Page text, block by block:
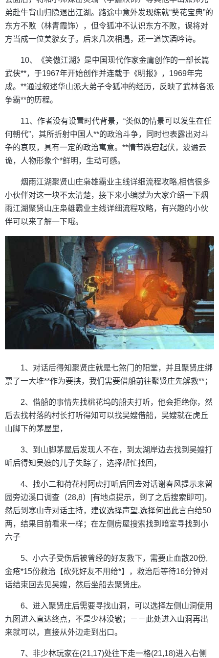
弟赴牛背山归隐退出江湖。路途中意外发现练就“葵花宝典”的
东方不败（林青霞饰），但令狐冲不认识东方不败，误将对
方当成一位美貌女子。后来几次相遇，还一道饮酒吟诗。
10、《笑傲江湖》是中国现代作家金庸创作的一部长篇
武侠**，于1967年开始创作并连载于《明报》，1969年完
成。**通过叙述华山派大弟子令狐冲的经历，反映了武林各派
争霸**的历程。
11、作者没有设置时代背景，“类似的情景可以发生在任
何朝代”，其所折射中国人**的政治斗争，同时也表露出对斗
争的哀叹，具有一定的政治寓意。**情节跌宕起伏，波谲云
诡，人物形象个*鲜明，生动可感。
烟雨江湖聚贤山庄枭雄霸业主线详细流程攻略,相信很多
小伙伴对这一块不太清楚，接下来小编就为大家介绍一下烟
雨江湖聚贤山庄枭雄霸业主线详细流程攻略，有兴趣的小伙
伴可以来了解一下哦。
1、对话后得知聚贤庄就是七煞门的阳堂，并且聚贤庄绑
票了一大堆**作为要挟，我们需要借船前往聚贤庄先解救**；
2、借船的事情先找桃花坞的船夫打听，他会拒绝你，然
后去找村落的村长打听得知可以找吴嫂借船，吴嫂就在虎丘
山脚下的茅屋里，
3、到山脚茅屋后发现人不在，到太湖岸边去找到吴嫂打
听后得知吴嫂的儿子失踪了，选择帮忙找回，
4、找小二和荷花村阿虎打听后回去对话谢春风提示来留
园旁边溪口调查（28,8）[有地点提示，到了之后搜索即可]，
然后到寒山寺对话主持，建议选择声望,选择何出此言白给50
两，结果目前看来一样；在左侧房屋搜索找到暗室寻找到小
六子
5、小六子受伤后被曾经的好友救下，需要止血散20份,
金疮*15份救治【砍死好友不用给*】，救治后等待16分钟对
话结束回去见吴嫂，然后坐船去聚贤庄。
6、进入聚贤庄后需要寻找山洞，可以选择左侧山洞使用
九图进入直达终点，不是少林没辙；－－此处进入山洞再出
来就可以，直接从外边走到出口。
7、非少林玩家在(21,17)处往下走一格(21,18)进入右侧